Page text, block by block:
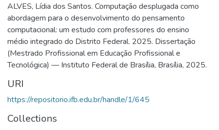
ALVES, Lídia dos Santos. Computação desplugada como
abordagem para o desenvolvimento do pensamento
computacional: um estudo com professores do ensino
médio integrado do Distrito Federal. 2025. Dissertação
(Mestrado Profissional em Educação Profissional e
Tecnológica) — Instituto Federal de Brasília, Brasília, 2025.
URI
https://repositorio.ifb.edu.br/handle/1/645
Collections